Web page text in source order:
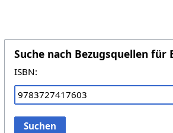
Suche nach Bezugsquellen für
ISBN:
Suchen